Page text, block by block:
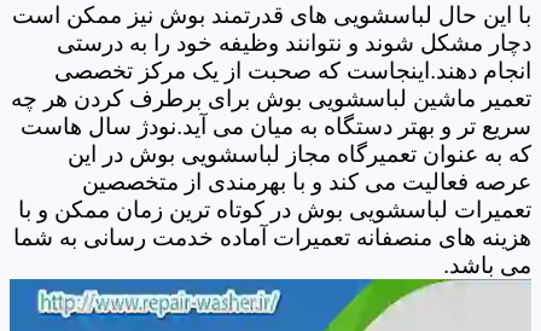
با این حال لباسشویی های قدرتمند بوش نیز ممکن است
دچار مشکل شوند و نتوانند وظیفه خود را به درستی
انجام دهند.اینجاست که صحبت از یک مرکز تخصصی
تعمیر ماشین لباسشویی بوش برای برطرف کردن هر چه
سریع تر و بهتر دستگاه به میان می آید.نودژ سال هاست
که به عنوان تعمیرگاه مجاز لباسشویی بوش در این
عرصه فعالیت می کند و با بهرمندی از متخصصین
تعمیرات لباسشویی بوش در کوتاه ترین زمان ممکن و با
هزینه های منصفانه تعمیرات آماده خدمت رسانی به شما
می باشد.